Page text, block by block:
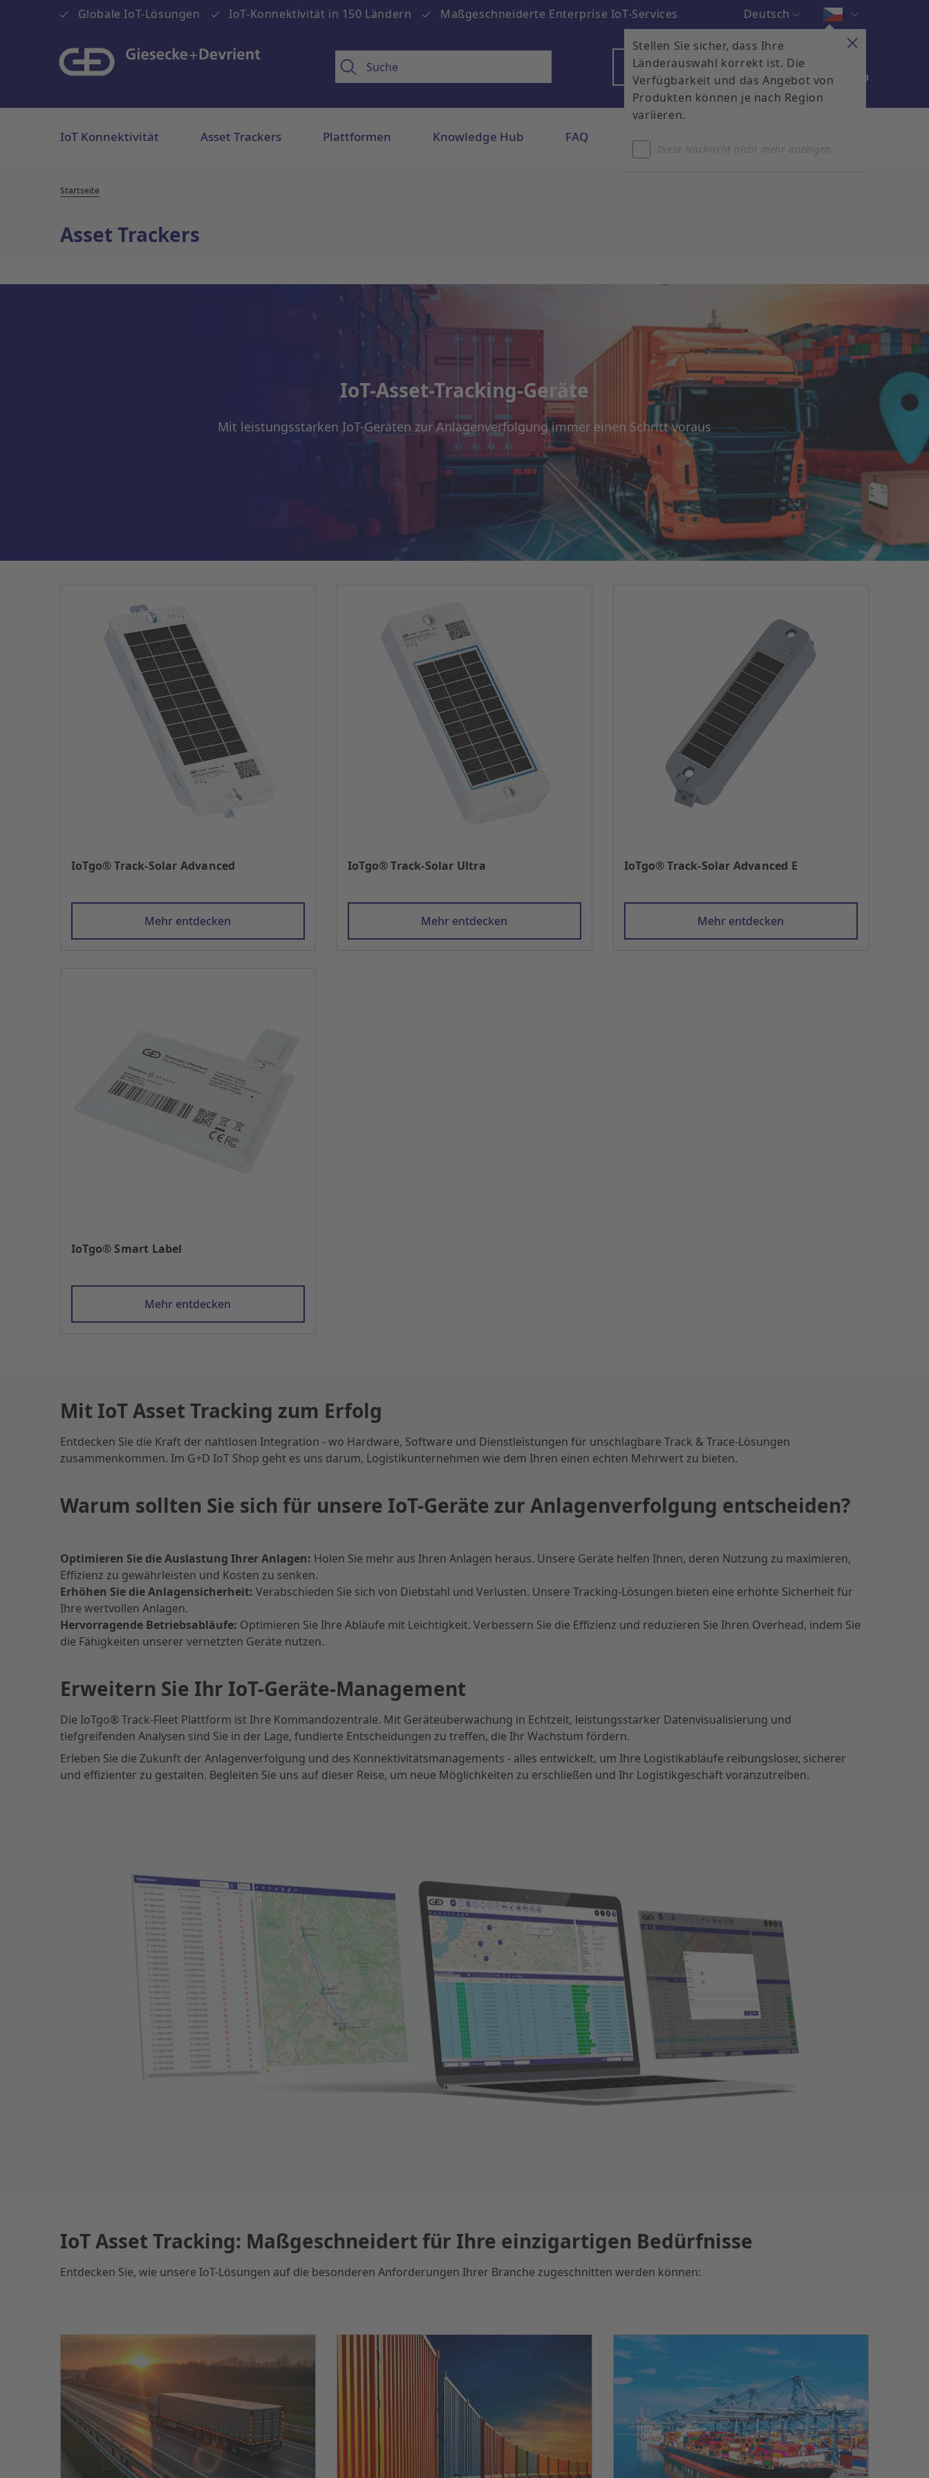
Globale IoT-Lösungen IoT-Konnektivität in 150 Ländern Maßgeschneiderte Enterprise IoT-Services Deutsch
Stellen Sie sicher, dass Ihre
Länderauswahl korrekt ist. Die
Verfügbarkeit und das Angebot von
Produkten können je nach Region
variieren.
Diese Nachricht nicht mehr anzeigen.
Anmelden Kontakt
Warenkorb
IoT Konnektivität Asset Trackers Plattformen Knowledge Hub FAQ
Startseite
Asset Trackers
IoT-Asset-Tracking-Geräte
Mit leistungsstarken IoT-Geräten zur Anlagenverfolgung immer einen Schritt voraus
IoTgo® Track-Solar Advanced
Mehr entdecken
IoTgo® Track-Solar Ultra
Mehr entdecken
IoTgo® Track-Solar Advanced E
Mehr entdecken
IoTgo® Smart Label
Mehr entdecken
Mit IoT Asset Tracking zum Erfolg
Entdecken Sie die Kraft der nahtlosen Integration - wo Hardware, Software und Dienstleistungen für unschlagbare Track & Trace-Lösungen
zusammenkommen. Im G+D IoT Shop geht es uns darum, Logistikunternehmen wie dem Ihren einen echten Mehrwert zu bieten.
Warum sollten Sie sich für unsere IoT-Geräte zur Anlagenverfolgung entscheiden?
Optimieren Sie die Auslastung Ihrer Anlagen: Holen Sie mehr aus Ihren Anlagen heraus. Unsere Geräte helfen Ihnen, deren Nutzung zu maximieren,
Effizienz zu gewährleisten und Kosten zu senken.
Erhöhen Sie die Anlagensicherheit: Verabschieden Sie sich von Diebstahl und Verlusten. Unsere Tracking-Lösungen bieten eine erhöhte Sicherheit für
Ihre wertvollen Anlagen.
Hervorragende Betriebsabläufe: Optimieren Sie Ihre Abläufe mit Leichtigkeit. Verbessern Sie die Effizienz und reduzieren Sie Ihren Overhead, indem Sie
die Fähigkeiten unserer vernetzten Geräte nutzen.
Erweitern Sie Ihr IoT-Geräte-Management
Die IoTgo® Track-Fleet Plattform ist Ihre Kommandozentrale. Mit Geräteüberwachung in Echtzeit, leistungsstarker Datenvisualisierung und
tiefgreifenden Analysen sind Sie in der Lage, fundierte Entscheidungen zu treffen, die Ihr Wachstum fördern.
Erleben Sie die Zukunft der Anlagenverfolgung und des Konnektivitätsmanagements - alles entwickelt, um Ihre Logistikabläufe reibungsloser, sicherer
und effizienter zu gestalten. Begleiten Sie uns auf dieser Reise, um neue Möglichkeiten zu erschließen und Ihr Logistikgeschäft voranzutreiben.
IoT Asset Tracking: Maßgeschneidert für Ihre einzigartigen Bedürfnisse
Entdecken Sie, wie unsere IoT-Lösungen auf die besonderen Anforderungen Ihrer Branche zugeschnitten werden können: